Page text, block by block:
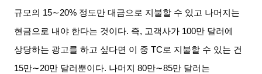
규모의 15∼20% 정도만 대금으로 지불할 수 있고 나머지는
현금으로 내야 한다는 것이다. 즉, 고객사가 100만 달러에
상당하는 광고를 하고 싶다면 이 중 TC로 지불할 수 있는 건
15만∼20만 달러뿐이다. 나머지 80만∼85만 달러는